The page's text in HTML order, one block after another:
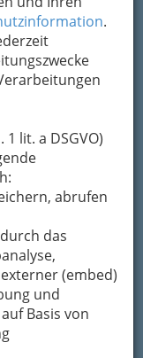
.
lit. a DSGVO)
abrufen
das
(embed)
und
Basis von
2